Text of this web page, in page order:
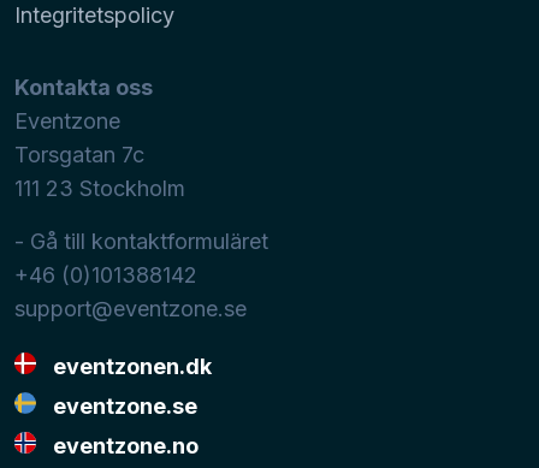
Integritetspolicy
Kontakta oss
Eventzone
Torsgatan 7c
111 23 Stockholm
- Gå till kontaktformuläret
+46 (0)101388142
support@eventzone.se
eventzonen.dk
eventzone.se
eventzone.no